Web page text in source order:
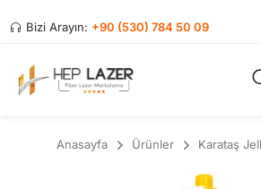
Bizi Arayın: +90 (530) 784 50 09
Anasayfa Ürünler Karataş